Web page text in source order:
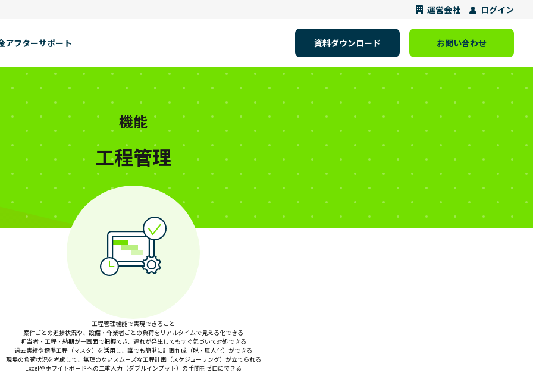
アフターサポート 資料ダウンロード お問い合わせ
運営会社 ログイン
造業DX
機能
工程管理
工程管理機能で実現できること
案件ごとの進捗状況や、設備・作業者ごとの負荷をリアルタイムで見える化できる
担当者・工程・納期が一画面で把握でき、遅れが発生してもすぐ気づいて対処できる
過去実績や標準工程（マスタ）を活用し、誰でも簡単に計画作成（脱・属人化）ができる
現場の負荷状況を考慮して、無理のないスムーズな工程計画（スケジューリング）が立てられる
Excelやホワイトボードへの二重入力（ダブルインプット）の手間をゼロにできる